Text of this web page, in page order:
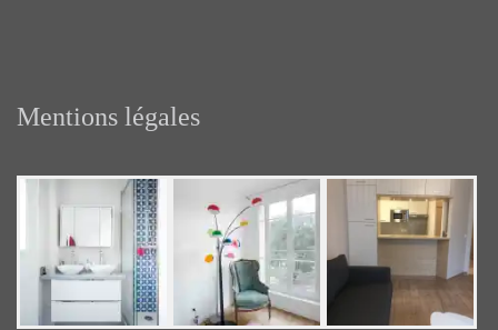
Mentions légales